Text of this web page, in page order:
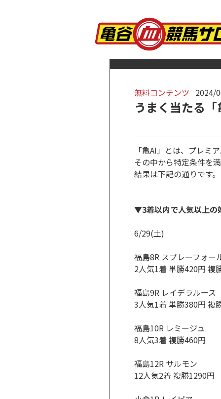
無料コンテンツ 2024/
うまく当たる
「亀AI」とは、プレミ
その中から特定条件を
結果は下記の通りです。
▼3着以内で人気以上の
6/29(土)
福島8R スプレーフォー
2人気1着 単勝420円 複
福島9R レイデラルース
3人気1着 単勝380円 複
福島10R レミージュ
8人気3着 複勝460円
福島12R サルモン
12人気2着 複勝1290円